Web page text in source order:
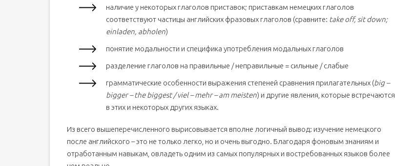
наличие у некоторых глаголов приставок; приставкам немецких глаголов
соответствуют частицы английских фразовых глаголов (сравните: take off, sit down;
einladen, abholen)
понятие модальности и специфика употребления модальных глаголов
разделение глаголов на правильные / неправильные = сильные / слабые
грамматические особенности выражения степеней сравнения прилагательных (big –
bigger – the biggest / viel – mehr – am meisten) и другие явления, которые встречаются
в этих и некоторых других языках.
Из всего вышеперечисленного вырисовывается вполне логичный вывод: изучение немецкого
после английского – это не только легко, но и очень выгодно. Благодаря фоновым знаниям и
отработанным навыкам, овладеть одним из самых популярных и востребованных языков более